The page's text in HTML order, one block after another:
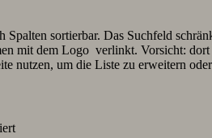
Spalten sortierbar. Das Suchfeld
mit dem Logo verlinkt. Vorsicht:
nutzen, um die Liste zu erweitern